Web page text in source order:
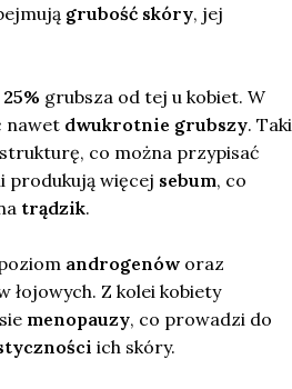
grubość skóry, jej
25% grubsza od tej u kobiet. W
nawet dwukrotnie grubszy. Taki
co można przypisać
produkują więcej sebum, co
trądzik.
androgenów oraz
łojowych. Z kolei kobiety
menopauzy, co prowadzi do
ich skóry.